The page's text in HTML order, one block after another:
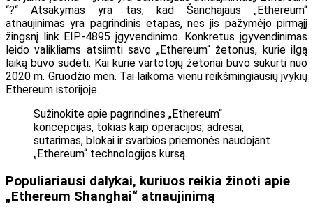
“?“ Atsakymas yra tas, kad Šanchajaus „Ethereum“
atnaujinimas yra pagrindinis etapas, nes jis pažymėjo pirmąjį
žingsnį link EIP-4895 įgyvendinimo. Konkretus įgyvendinimas
leido valikliams atsiimti savo „Ethereum“ žetonus, kurie ilgą
laiką buvo sudėti. Kai kurie vartotojų žetonai buvo sukurti nuo
2020 m. Gruodžio mėn. Tai laikoma vienu reikšmingiausių įvykių
Ethereum istorijoje.
Sužinokite apie pagrindines „Ethereum“
koncepcijas, tokias kaip operacijos, adresai,
sutarimas, blokai ir svarbios priemonės naudojant
„Ethereum“ technologijos kursą.
Populiariausi dalykai, kuriuos reikia žinoti apie
„Ethereum Shanghai“ atnaujinimą